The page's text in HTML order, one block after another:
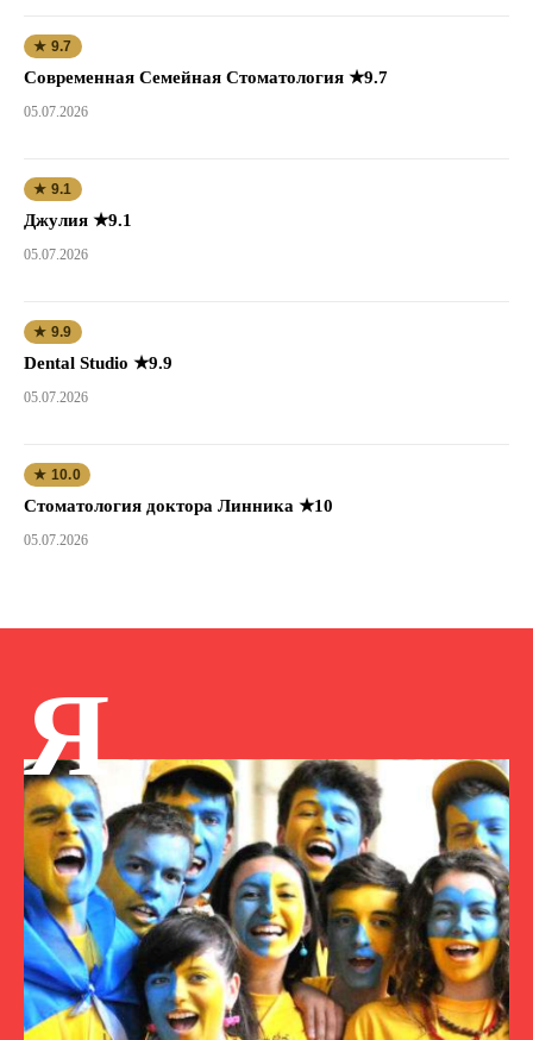
★ 9.7
Современная Семейная Стоматология ★9.7
05.07.2026
★ 9.1
Джулия ★9.1
05.07.2026
★ 9.9
Dental Studio ★9.9
05.07.2026
★ 10.0
Стоматология доктора Линника ★10
05.07.2026
Я